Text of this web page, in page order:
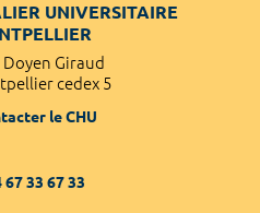
UNIVERSITAIRE
Doyen Giraud
cedex 5
le CHU
67 33 67 33